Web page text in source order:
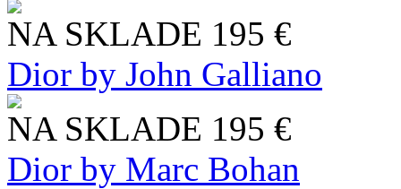
NA SKLADE 195 €
Dior by John Galliano
NA SKLADE 195 €
Dior by Marc Bohan